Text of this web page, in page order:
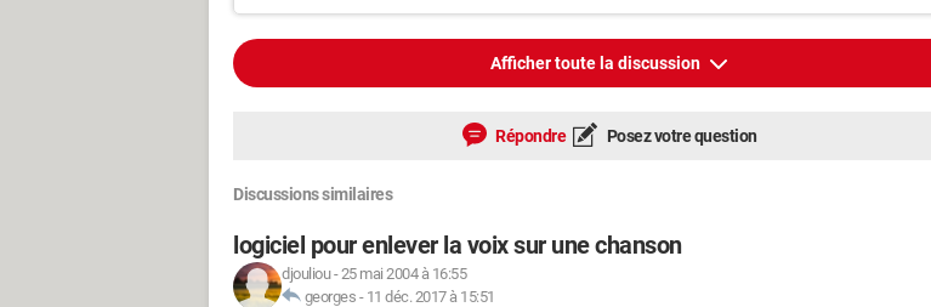
Afficher toute la discussion
Répondre Posez votre question
Discussions similaires
logiciel pour enlever la voix sur une chanson
djouliou-25 mai 2004 à 16:55
georges - 11 déc. 2017 à 15:51